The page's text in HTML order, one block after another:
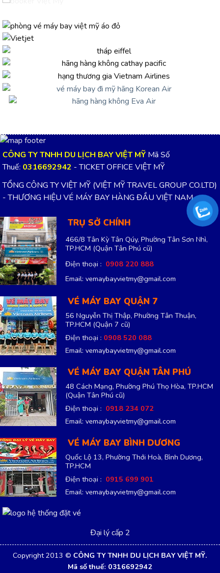
CÔNG TY TNHH DU LỊCH BAY VIỆT MỸ Mã Số
Thuế: 0316692942 - TICKET OFFICE VIỆT MỸ
TỔNG CÔNG TY VIỆT MỸ (VIỆT MỸ TRAVEL GROUP CO.LTD)
- THƯƠNG HIỆU VÉ MÁY BAY HÀNG ĐẦU VIỆT NAM
TRỤ SỞ CHÍNH
466/8 Tân Kỳ Tân Qúy, Phường Tân Sơn Nhì,
TP.HCM (Quận Tân Phú cũ)
Điện thoại : 0908 220 888
Email: vemaybayvietmy@gmail.com
VÉ MÁY BAY QUẬN 7
56 Nguyễn Thị Thập, Phường Tân Thuận,
TP.HCM (Quận 7 cũ)
Điện thoại : 0908 520 088
Email: vemaybayvietmy@gmail.com
VÉ MÁY BAY QUẬN TÂN PHÚ
48 Cách Mạng, Phường Phú Thọ Hòa, TP.HCM
(Quận Tân Phú cũ)
Điện thoại : 0918 234 072
Email: vemaybayvietmy@gmail.com
VÉ MÁY BAY BÌNH DƯƠNG
Quốc Lộ 13, Phường Thới Hoà, Bình Dương,
TP.HCM
Điện thoại : 0915 699 901
Email: vemaybayvietmy@gmail.com
Đại lý cấp 2
Copyright 2013 © CÔNG TY TNHH DU LỊCH BAY VIỆT MỸ.
Mã số thuế: 0316692942